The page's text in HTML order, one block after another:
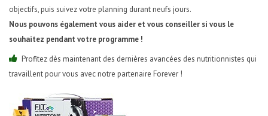
objectifs, puis suivez votre planning durant neufs jours.
Nous pouvons également vous aider et vous conseiller si vous le
souhaitez pendant votre programme !
Profitez dès maintenant des dernières avancées des nutritionnistes qui
travaillent pour vous avec notre partenaire Forever !